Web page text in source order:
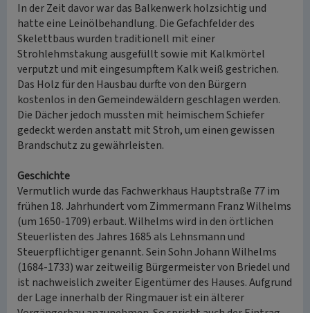
In der Zeit davor war das Balkenwerk holzsichtig und
hatte eine Leinölbehandlung. Die Gefachfelder des
Skelettbaus wurden traditionell mit einer
Strohlehmstakung ausgefüllt sowie mit Kalkmörtel
verputzt und mit eingesumpftem Kalk weiß gestrichen.
Das Holz für den Hausbau durfte von den Bürgern
kostenlos in den Gemeindewäldern geschlagen werden.
Die Dächer jedoch mussten mit heimischem Schiefer
gedeckt werden anstatt mit Stroh, um einen gewissen
Brandschutz zu gewährleisten.
Geschichte
Vermutlich wurde das Fachwerkhaus Hauptstraße 77 im
frühen 18. Jahrhundert vom Zimmermann Franz Wilhelms
(um 1650-1709) erbaut. Wilhelms wird in den örtlichen
Steuerlisten des Jahres 1685 als Lehnsmann und
Steuerpflichtiger genannt. Sein Sohn Johann Wilhelms
(1684-1733) war zeitweilig Bürgermeister von Briedel und
ist nachweislich zweiter Eigentümer des Hauses. Aufgrund
der Lage innerhalb der Ringmauer ist ein älterer